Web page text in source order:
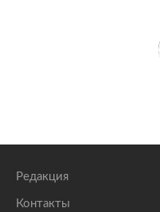
Редакция
Контакты